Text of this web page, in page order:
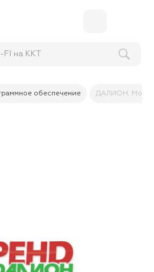
FI на КК
обеспечение ДАЛИОН. Модуль